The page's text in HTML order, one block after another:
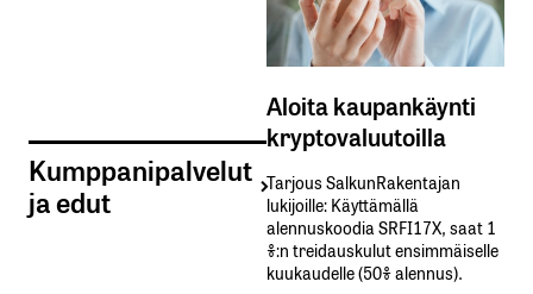
Kumppanipalvelut
ja edut
Aloita kaupankäynti
kryptovaluutoilla
Tarjous SalkunRakentajan
lukijoille: Käyttämällä​ ​
alennuskoodia​ ​SRFI17X,​ ​saat​ ​1
%:n treidauskulut​ ​ensimmäiselle​ ​
kuukaudelle​ ​(50%​ ​alennus).